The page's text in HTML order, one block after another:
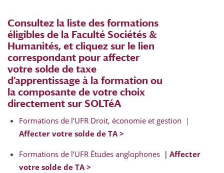
Consultez la liste des formations
éligibles de la Faculté Sociétés &
Humanités, et cliquez sur le lien
correspondant pour affecter
votre solde de taxe
d’apprentissage à la formation ou
la composante de votre choix
directement sur SOLTéA
Formations de l’UFR Droit, économie et gestion ｜
Affecter votre solde de TA >
Formations de l’UFR Études anglophones ｜Affecter
votre solde de TA >